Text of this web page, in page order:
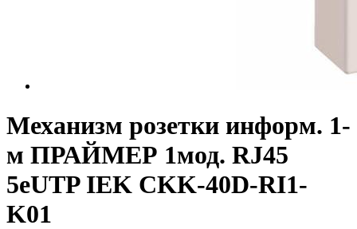
Механизм розетки информ. 1-
м ПРАЙМЕР 1мод. RJ45
5еUTP IEK CKK-40D-RI1-
K01